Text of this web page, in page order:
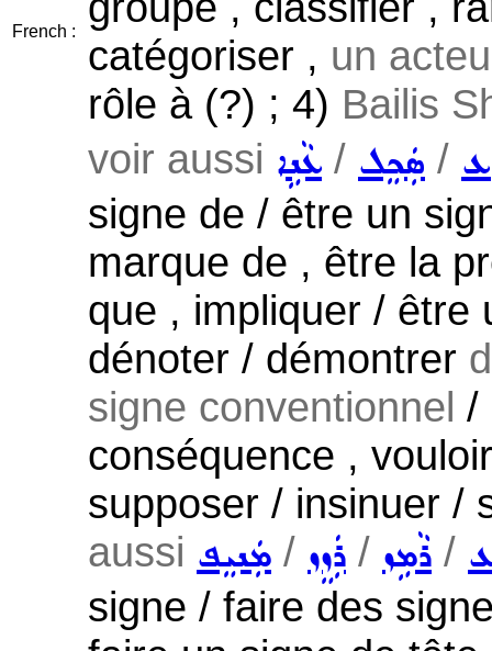
French :
catégoriser , un
rôle à (?) ; 4) Bailis
voir aussi ܥܵܢܹܐ / ܣܲܟܸܠ /
signe de / être un
marque de , être la
que , impliquer / être
dénoter / démontrer
signe conventionnel /
conséquence ,
supposer / insinuer /
aussi ܡܲܢܝܸܦ / ܪܲܙܸܙ / ܪܵܡܹܙ /
signe / faire des